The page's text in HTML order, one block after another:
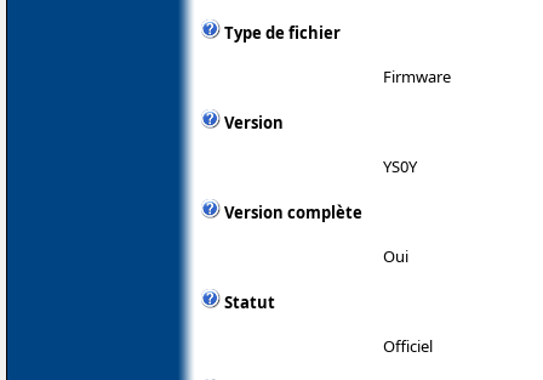
Type de fichier
Firmware
Version
YS0Y
Version complète
Oui
Statut
Officiel